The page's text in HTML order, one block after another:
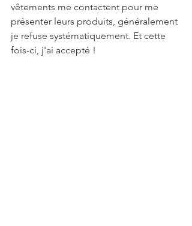
vêtements me contactent pour me
présenter leurs produits, généralement
je refuse systématiquement. Et cette
fois-ci, j'ai accepté !